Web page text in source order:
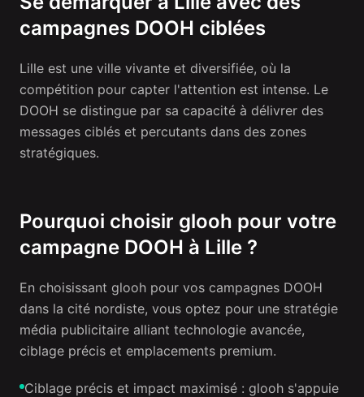
campagnes DOOH ciblées
Lille est une ville vivante et diversifiée, où la
compétition pour capter l'attention est intense. Le
DOOH se distingue par sa capacité à délivrer des
messages ciblés et percutants dans des zones
stratégiques.
Pourquoi choisir glooh pour votre
campagne DOOH à Lille ?
En choisissant glooh pour vos campagnes DOOH
dans la cité nordiste, vous optez pour une stratégie
média publicitaire alliant technologie avancée,
ciblage précis et emplacements premium.
Ciblage précis et impact maximisé : glooh s'appuie